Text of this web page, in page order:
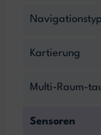
Navigationstyp
Kartierung
Multi-Raum-
Sensoren